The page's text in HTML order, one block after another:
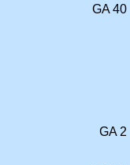
GA 40
GA 2